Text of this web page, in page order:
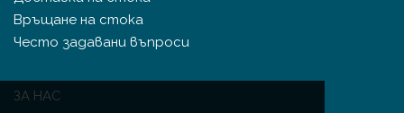
Връщане на стока
Често задавани въпроси
ЗА НАС